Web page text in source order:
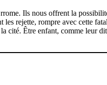
Ils nous offrent la
rejette, rompre avec cette
cité. Être enfant, comme leur